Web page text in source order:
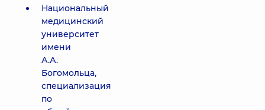
Национальный
медицинский
университет
имени
А.А.
Богомольца,
специализация
по